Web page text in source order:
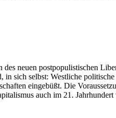
neuen postpopulistischen
sich selbst: Westliche
eingebüßt. Die
auch im 21. Jahrhundert